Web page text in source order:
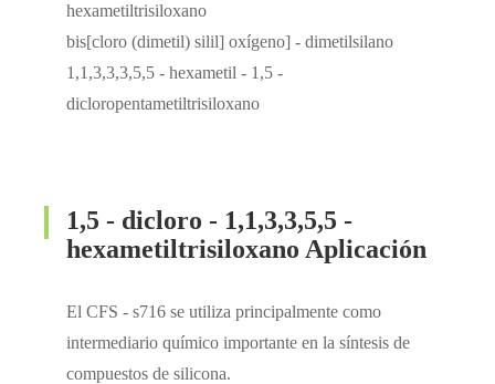
hexametiltrisiloxano
bis[cloro (dimetil) silil] oxígeno] - dimetilsilano
1,1,3,3,3,5,5 - hexametil - 1,5 -
dicloropentametiltrisiloxano
1,5 - dicloro - 1,1,3,3,5,5 -
hexametiltrisiloxano Aplicación
El CFS - s716 se utiliza principalmente como
intermediario químico importante en la síntesis de
compuestos de silicona.